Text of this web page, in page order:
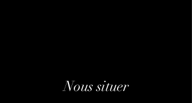
Nous situer